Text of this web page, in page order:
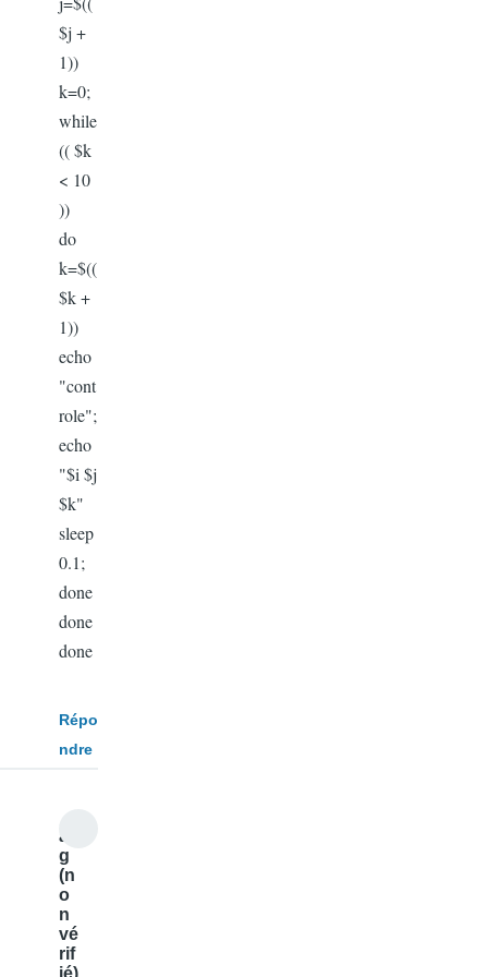
$j +
1))
k=0;
while
(( $k
< 10
))
do
k=$((
$k +
1))
echo
"cont
role";
echo
"$i $j
$k"
sleep
0.1;
done
done
done
Répo
ndre
az
g
(n
o
n
vé
rif
ié)